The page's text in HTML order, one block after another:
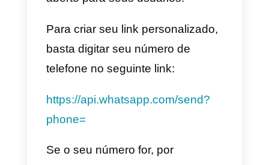
Existem várias maneiras de
integrar o WhatsApp no seu site
e, neste artigo, analisaremos três
escolher o mais fácil de começar:
Use a documentação da API